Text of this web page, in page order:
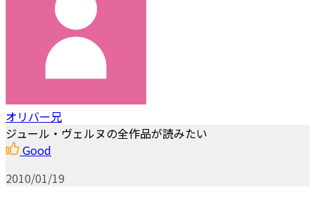
オリバー兄
ジュール・ヴェルヌの全作品が読みたい
Good
2010/01/19